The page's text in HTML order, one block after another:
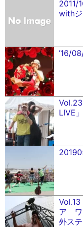
2011/
with
’16/
LIVE
ア ワ
外ス